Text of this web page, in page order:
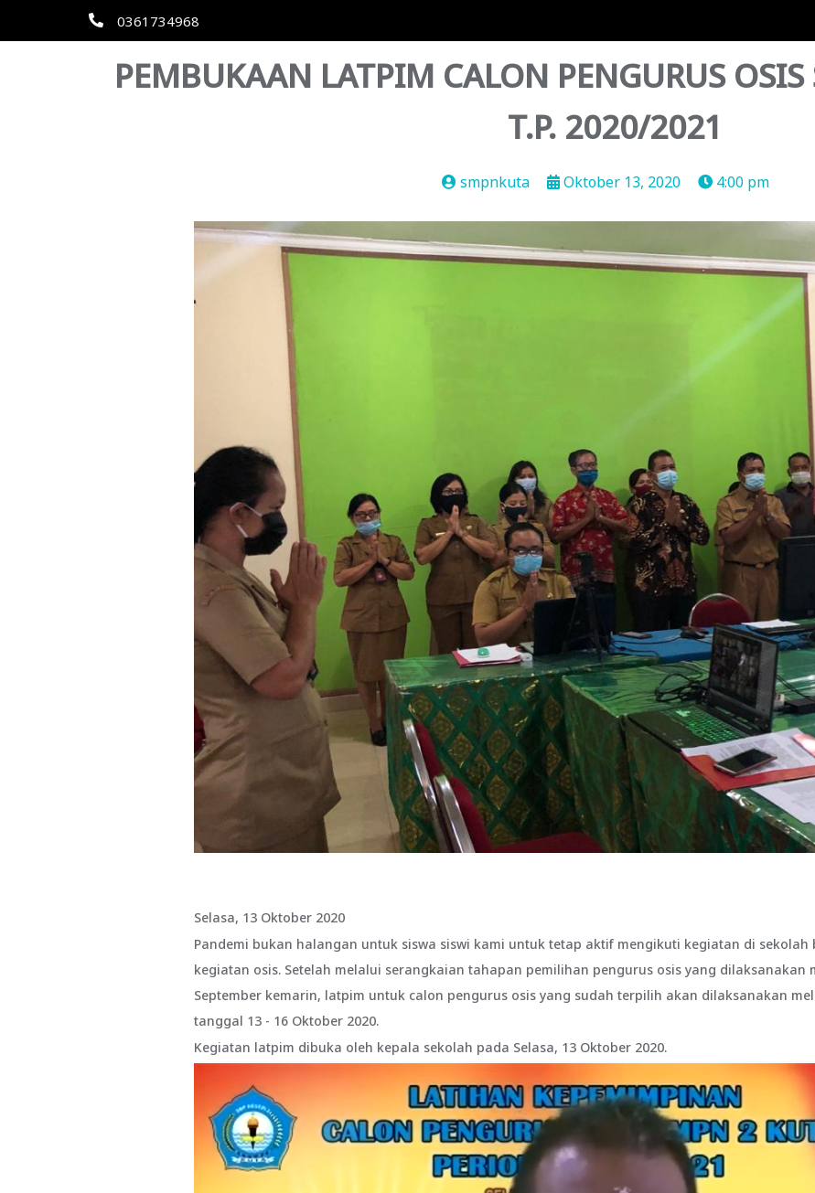
0361734968
PEMBUKAAN LATPIM CALON PENGURUS
T.P. 2020/2021
smpnkuta Oktober 13, 2020 4:00 pm
Selasa, 13 Oktober 2020
Pandemi bukan halangan untuk siswa siswi kami untuk tetap aktif mengikuti kegiatan di
kegiatan osis. Setelah melalui serangkaian tahapan pemilihan pengurus osis yang dilaksanakan
September kemarin, latpim untuk calon pengurus osis yang sudah terpilih akan dilaksanakan
tanggal 13 - 16 Oktober 2020.
Kegiatan latpim dibuka oleh kepala sekolah pada Selasa, 13 Oktober 2020.